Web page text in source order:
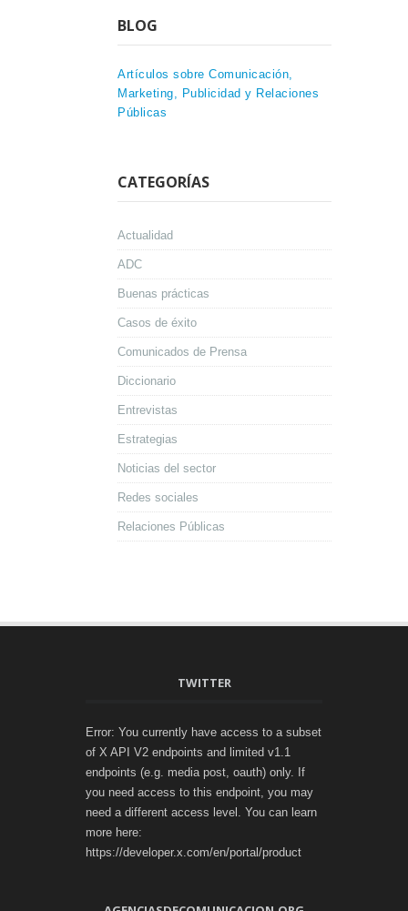
BLOG
Artículos sobre Comunicación,
Marketing, Publicidad y Relaciones
Públicas
CATEGORÍAS
Actualidad
ADC
Buenas prácticas
Casos de éxito
Comunicados de Prensa
Diccionario
Entrevistas
Estrategias
Noticias del sector
Redes sociales
Relaciones Públicas
TWITTER
Error: You currently have access to a subset
of X API V2 endpoints and limited v1.1
endpoints (e.g. media post, oauth) only. If
you need access to this endpoint, you may
need a different access level. You can learn
more here:
https://developer.x.com/en/portal/product